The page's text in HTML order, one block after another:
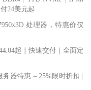
24美元起
处理器，特惠价仅
起｜快速交付｜全面定
器特惠 – 25%限时折扣 |